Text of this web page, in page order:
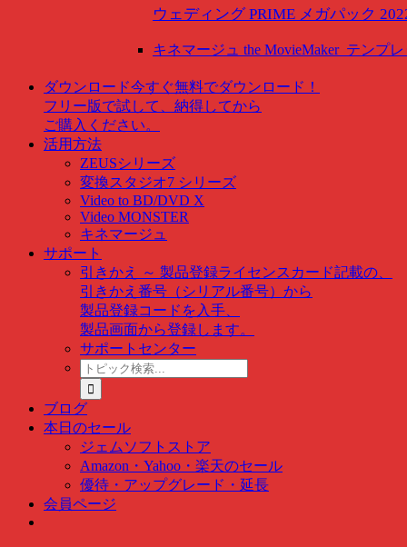
ウェディング PRIME メガパック
キネマージュ the MovieMakerテンプ
ダウンロード今すぐ無料でダウンロード！
フリー版で試して、納得してから
ご購入ください。
活用方法
ZEUSシリーズ
変換スタジオ7 シリーズ
Video to BD/DVD X
Video MONSTER
キネマージュ
サポート
引きかえ ～ 製品登録ライセンスカード記載の、
引きかえ番号（シリアル番号）から
製品登録コードを入手、
製品画面から登録します。
サポートセンター
ト
ピ
ッ
ク
検
索
…
ブログ
本日のセール
ジェムソフトストア
Amazon・Yahoo・楽天のセール
優待・アップグレード・延長
会員ページ